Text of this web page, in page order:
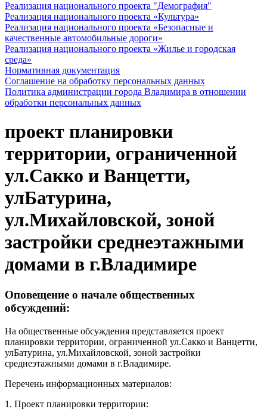
Реализация национального проекта "Демография"
Реализация национального проекта «Культура»
Реализация национального проекта «Безопасные и
качественные автомобильные дороги»
Реализация национального проекта «Жилье и городская
среда»
Нормативная документация
Соглашение на обработку персональных данных
Политика администрации города Владимира в отношении
обработки персональных данных
проект планировки
территории, ограниченной
ул.Сакко и Ванцетти,
улБатурина,
ул.Михайловской, зоной
застройки среднеэтажными
домами в г.Владимире
Оповещение о начале общественных
обсуждений:
На общественные обсуждения представляется проект
планировки территории, ограниченной ул.Сакко и Ванцетти,
улБатурина, ул.Михайловской, зоной застройки
среднеэтажными домами в г.Владимире.
Перечень информационных материалов:
1. Проект планировки территории: